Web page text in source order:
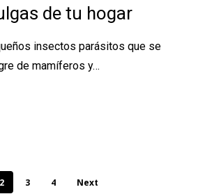
de tu hogar
insectos parásitos que se
de mamíferos y…
2 3 4 Next